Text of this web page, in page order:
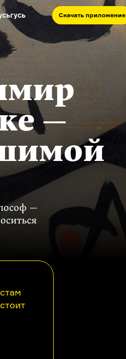
Скачать приложение
Запад и Восток: история культур
Что такое античность
комната
—
—